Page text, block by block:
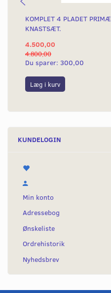
KOMPLET 4 PLADET
KNASTSÆT.
4.500,00
4.800,00
Du sparer: 300,00
Læg i kurv
KUNDELOGIN
Min konto
Adressebog
Ønskeliste
Ordrehistorik
Nyhedsbrev